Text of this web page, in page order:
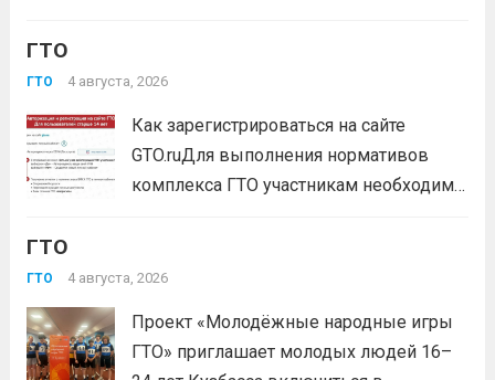
класс по правильной технике выполнения
нормативов комплекса ГТО;— тренировочные
Читать дальше
ГТО
ГТО 4 августа, 2026
Как зарегистрироваться на сайте
GTO.ruДля выполнения нормативов
комплекса ГТО участникам необходимо
выбери своё муниципальное
приходи на площадку. Возьми
документ, удостоверяющий личность,
ГТО
ГТО 4 августа, 2026
Проект «Молодёжные народные игры
ГТО» приглашает молодых людей 16–